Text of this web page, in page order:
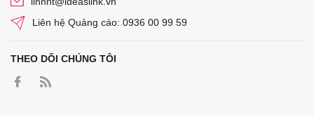
Liên hệ Quảng cáo: 0936 00 99 59
THEO DÕI CHÚNG TÔI